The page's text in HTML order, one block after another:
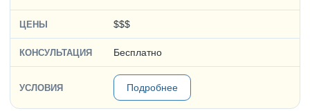
$$$
Бесплатно
Подробнее